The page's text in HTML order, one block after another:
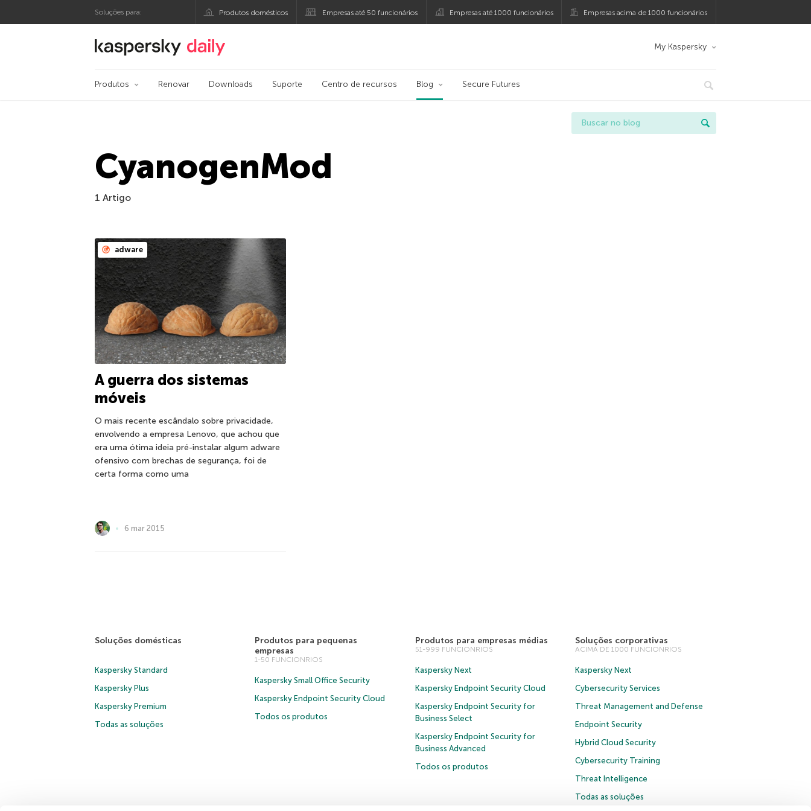
Soluções para: Produtos domésticos Empresas até 50 funcionários Empresas até 1000 funcionários Empresas acima de 1000 funcionários
Blog oficial da Kaspersky My Kaspersky
Produtos Renovar Downloads Suporte Centro de recursos Blog Secure Futures
CyanogenMod
1 Artigo
adware
A guerra dos sistemas
móveis
O mais recente escândalo sobre privacidade,
envolvendo a empresa Lenovo, que achou que
era uma ótima ideia pré-instalar algum adware
ofensivo com brechas de segurança, foi de
certa forma como uma
6 mar 2015
Soluções domésticas
Kaspersky Standard
Kaspersky Plus
Kaspersky Premium
Todas as soluções
Produtos para pequenas
empresas
1-50 FUNCIONRIOS
Kaspersky Small Office Security
Kaspersky Endpoint Security Cloud
Todos os produtos
Produtos para empresas médias
51-999 FUNCIONRIOS
Kaspersky Next
Kaspersky Endpoint Security Cloud
Kaspersky Endpoint Security for
Business Select
Kaspersky Endpoint Security for
Business Advanced
Todos os produtos
Soluções corporativas
ACIMA DE 1000 FUNCIONRIOS
Kaspersky Next
Cybersecurity Services
Threat Management and Defense
Endpoint Security
Hybrid Cloud Security
Cybersecurity Training
Threat Intelligence
Todas as soluções